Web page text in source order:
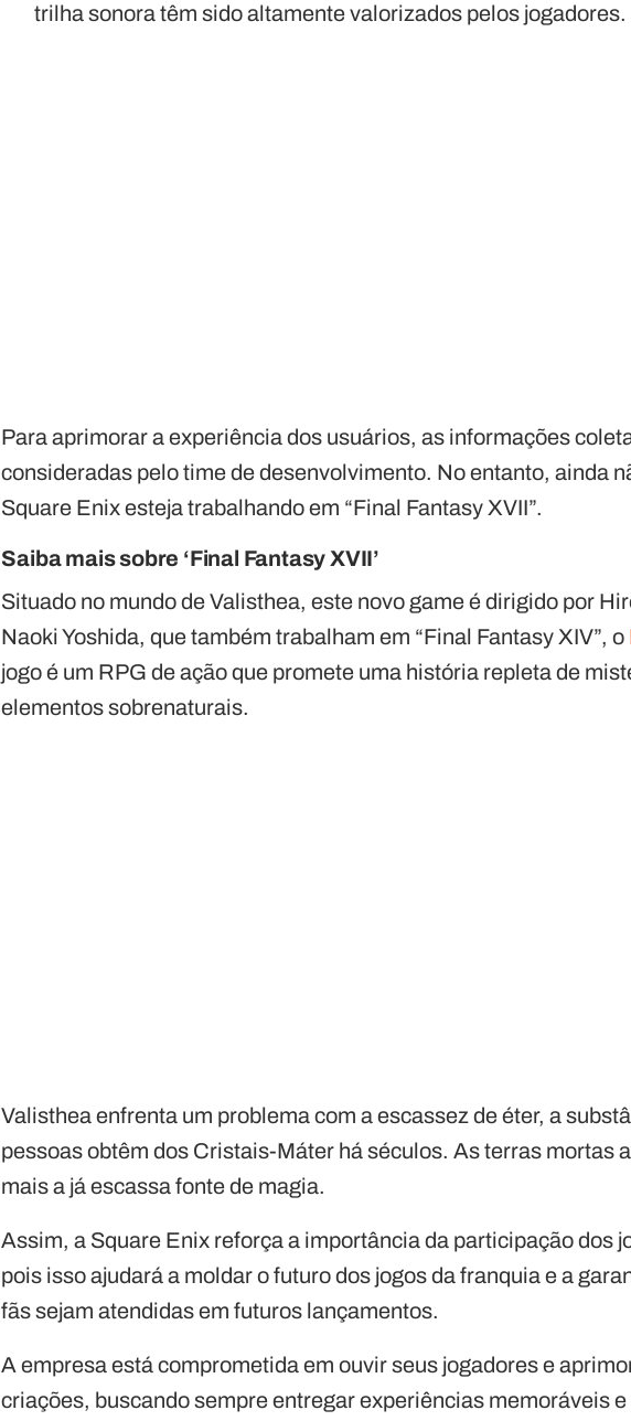
trilha sonora têm sido altamente valorizados pelos jogadores.
Para aprimorar a experiência dos usuários, as informações
consideradas pelo time de desenvolvimento. No entanto, ainda
Square Enix esteja trabalhando em “Final Fantasy XVII”.
Saiba mais sobre ‘Final Fantasy XVII’
Situado no mundo de Valisthea, este novo game é dirigido por
Naoki Yoshida, que também trabalham em “Final Fantasy XIV”, o
jogo é um RPG de ação que promete uma história repleta de
elementos sobrenaturais.
Valisthea enfrenta um problema com a escassez de éter, a
pessoas obtêm dos Cristais-Máter há séculos. As terras mortas
mais a já escassa fonte de magia.
Assim, a Square Enix reforça a importância da participação dos
pois isso ajudará a moldar o futuro dos jogos da franquia e a
fãs sejam atendidas em futuros lançamentos.
A empresa está comprometida em ouvir seus jogadores e
criações, buscando sempre entregar experiências memoráveis